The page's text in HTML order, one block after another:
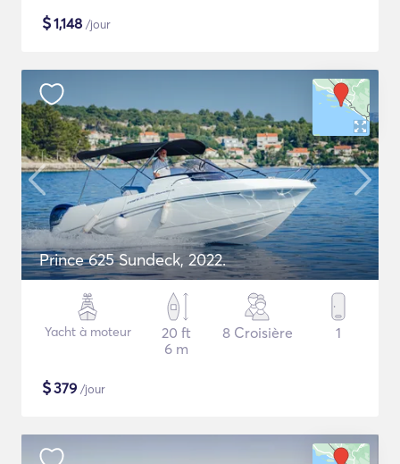
$1,148 /jour
Prince 625 Sundeck, 2022.
Yacht à moteur
20 ft
6 m
8 Croisière 1
$379 /jour